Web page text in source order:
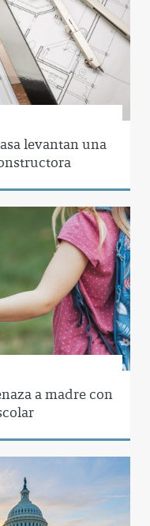
levantan una
a madre con